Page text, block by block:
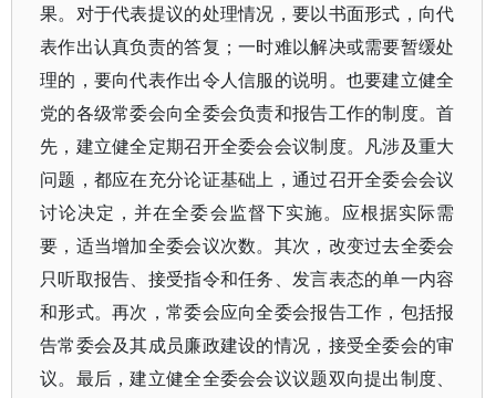
果。对于代表提议的处理情况，要以书面形式，向代
表作出认真负责的答复；一时难以解决或需要暂缓处
理的，要向代表作出令人信服的说明。也要建立健全
党的各级常委会向全委会负责和报告工作的制度。首
先，建立健全定期召开全委会会议制度。凡涉及重大
问题，都应在充分论证基础上，通过召开全委会会议
讨论决定，并在全委会监督下实施。应根据实际需
要，适当增加全委会议次数。其次，改变过去全委会
只听取报告、接受指令和任务、发言表态的单一内容
和形式。再次，常委会应向全委会报告工作，包括报
告常委会及其成员廉政建设的情况，接受全委会的审
议。最后，建立健全全委会会议议题双向提出制度、